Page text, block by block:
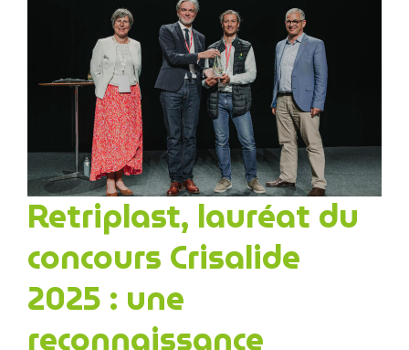
Retriplast, lauréat du
concours Crisalide
2025 : une